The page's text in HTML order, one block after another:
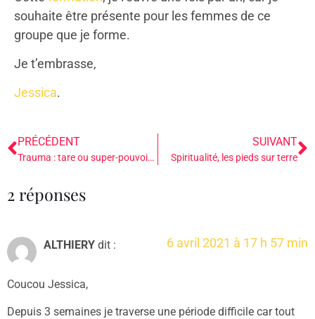
souhaite être présente pour les femmes de ce
groupe que je forme.
Je t’embrasse,
Jessica.
PRÉCÉDENT
Trauma : tare ou super-pouvoir ?
SUIVANT
Spiritualité, les pieds sur terre
2 réponses
ALTHIERY dit : 6 avril 2021 à 17 h 57 min
Coucou Jessica,
Depuis 3 semaines je traverse une période difficile car tout